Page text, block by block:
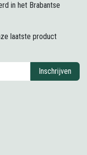
in het Brabantse
laatste product
Inschrijven